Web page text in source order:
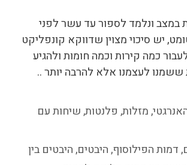
במצב ונלמד לספור עד עשר לפני
יש סיכוי מצוין שדווקא קונפליקט
כמה קירות וכמה חומות ולהגיע
לעצמנו אלא להרבה יותר ..
,מזלות, פלנטות,שיחות עם
,דמות הפילוסוף,היבטים,היבטים בין